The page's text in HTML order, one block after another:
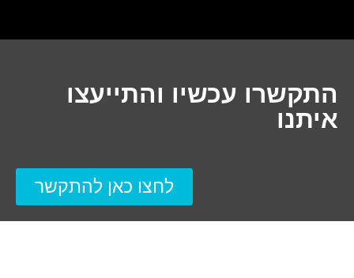
התקשרו עכשיו והתייעצו
איתנו
לחצו כאן להתקשר